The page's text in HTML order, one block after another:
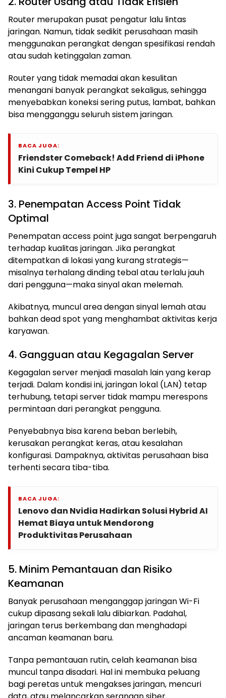
Router merupakan pusat pengatur lalu lintas
jaringan. Namun, tidak sedikit perusahaan masih
menggunakan perangkat dengan spesifikasi rendah
atau sudah ketinggalan zaman.
Router yang tidak memadai akan kesulitan
menangani banyak perangkat sekaligus, sehingga
menyebabkan koneksi sering putus, lambat, bahkan
bisa mengganggu seluruh sistem jaringan.
BACA JUGA:
Friendster Comeback! Add Friend di iPhone
Kini Cukup Tempel HP
3. Penempatan Access Point Tidak
Optimal
Penempatan access point juga sangat berpengaruh
terhadap kualitas jaringan. Jika perangkat
ditempatkan di lokasi yang kurang strategis—
misalnya terhalang dinding tebal atau terlalu jauh
dari pengguna—maka sinyal akan melemah.
Akibatnya, muncul area dengan sinyal lemah atau
bahkan dead spot yang menghambat aktivitas kerja
karyawan.
4. Gangguan atau Kegagalan Server
Kegagalan server menjadi masalah lain yang kerap
terjadi. Dalam kondisi ini, jaringan lokal (LAN) tetap
terhubung, tetapi server tidak mampu merespons
permintaan dari perangkat pengguna.
Penyebabnya bisa karena beban berlebih,
kerusakan perangkat keras, atau kesalahan
konfigurasi. Dampaknya, aktivitas perusahaan bisa
terhenti secara tiba-tiba.
BACA JUGA:
Lenovo dan Nvidia Hadirkan Solusi Hybrid AI
Hemat Biaya untuk Mendorong
Produktivitas Perusahaan
5. Minim Pemantauan dan Risiko
Keamanan
Banyak perusahaan menganggap jaringan Wi-Fi
cukup dipasang sekali lalu dibiarkan. Padahal,
jaringan terus berkembang dan menghadapi
ancaman keamanan baru.
Tanpa pemantauan rutin, celah keamanan bisa
muncul tanpa disadari. Hal ini membuka peluang
bagi peretas untuk mengakses jaringan, mencuri